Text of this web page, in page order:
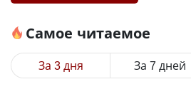
Самое читаемое
За 3 дня За 7 дней